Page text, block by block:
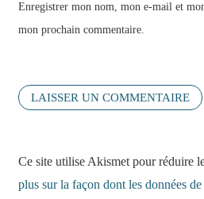
Enregistrer mon nom, mon e-mail et
mon prochain commentaire.
Ce site utilise Akismet pour réduire
plus sur la façon dont les données